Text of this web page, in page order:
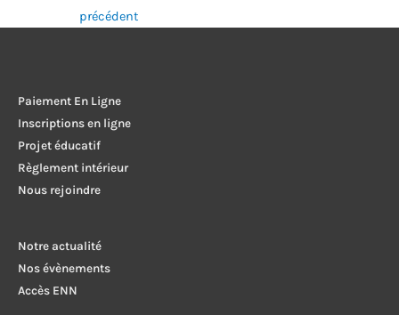
précédent
Paiement En Ligne
Inscriptions en ligne
Projet éducatif
Règlement intérieur
Nous rejoindre
Notre actualité
Nos évènements
Accès ENN